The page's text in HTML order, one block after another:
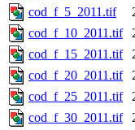
cod_f_5_2011.tif
cod_f_10_2011.tif
cod_f_15_2011.tif
cod_f_20_2011.tif
cod_f_25_2011.tif
cod_f_30_2011.tif